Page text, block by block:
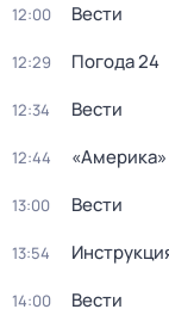
12:00 Вести
12:29 Погода 24
12:34 Вести
12:44
13:00 Вести
13:54
14:00 Вести